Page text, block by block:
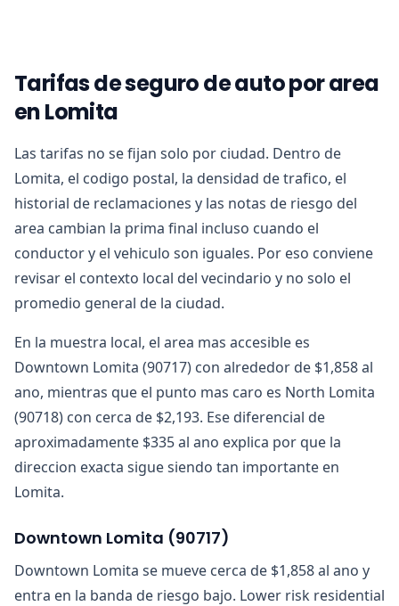
Tarifas de seguro de auto por area
en Lomita
Las tarifas no se fijan solo por ciudad. Dentro de
Lomita, el codigo postal, la densidad de trafico, el
historial de reclamaciones y las notas de riesgo del
area cambian la prima final incluso cuando el
conductor y el vehiculo son iguales. Por eso conviene
revisar el contexto local del vecindario y no solo el
promedio general de la ciudad.
En la muestra local, el area mas accesible es
Downtown Lomita (90717) con alrededor de $1,858 al
ano, mientras que el punto mas caro es North Lomita
(90718) con cerca de $2,193. Ese diferencial de
aproximadamente $335 al ano explica por que la
direccion exacta sigue siendo tan importante en
Lomita.
Downtown Lomita (90717)
Downtown Lomita se mueve cerca de $1,858 al ano y
entra en la banda de riesgo bajo. Lower risk residential